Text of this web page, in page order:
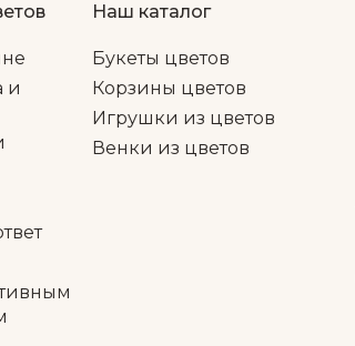
и
Наш каталог
Букеты цветов
Корзины цветов
Игрушки из цветов
Венки из цветов